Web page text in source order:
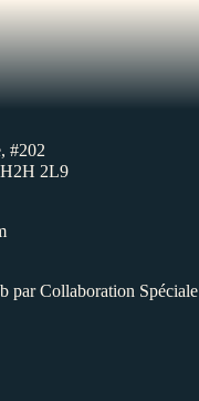
#202
2L9
parCollaboration Spéciale